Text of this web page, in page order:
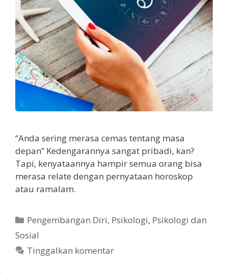
“Anda sering merasa cemas tentang masa
depan” Kedengarannya sangat pribadi, kan?
Tapi, kenyataannya hampir semua orang bisa
merasa relate dengan pernyataan horoskop
atau ramalam.
Kategori
Pengembangan Diri, Psikologi, Psikologi dan
Sosial
Tinggalkan komentar